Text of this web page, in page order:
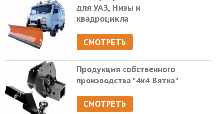
для УАЗ, Нивы и
квадроцикла
СМОТРЕТЬ
Продукция собственного
производства "4х4 Вятка"
СМОТРЕТЬ